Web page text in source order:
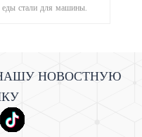
стали для машины.
НОВОСТНУЮ